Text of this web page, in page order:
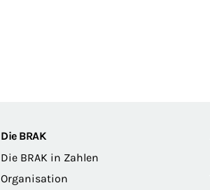
Die BRAK
Die BRAK in Zahlen
Organisation